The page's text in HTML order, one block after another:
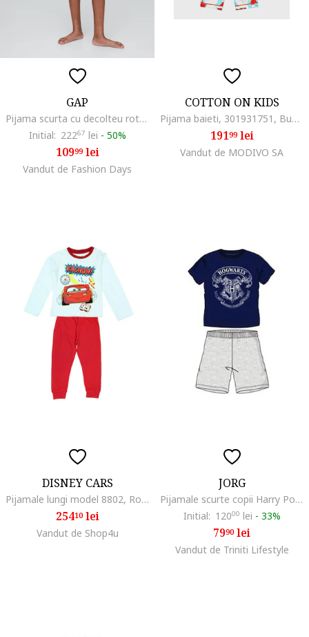
GAP
Pijama scurta cu decolteu rotund, Verde deschis/Albastru deschis
Initial: 22267 lei - 50%
10999lei
Vandut de Fashion Days
COTTON ON KIDS
Pijama baieti, 301931751, Bumbac, Albastru
19199lei
Vandut de MODIVO SA
DISNEY CARS
Pijamale lungi model 8802, Rosu/Alb
25410lei
Vandut de Shop4u
JORG
Pijamale scurte copii Harry Potter gri/albastru, Multicolor
Initial: 12000 lei - 33%
7990lei
Vandut de Triniti Lifestyle